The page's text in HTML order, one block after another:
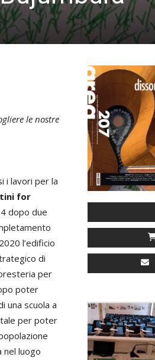
le nostre
i lavori per la
for
dopo due
l’edificio
di
per
poter
una scuola a
per poter
nel luogo